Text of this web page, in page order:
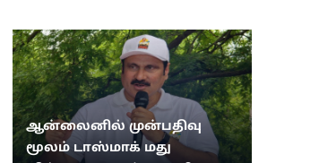
ஆன்லைனில் முன்பதிவு
மூலம் டாஸ்மாக் மது